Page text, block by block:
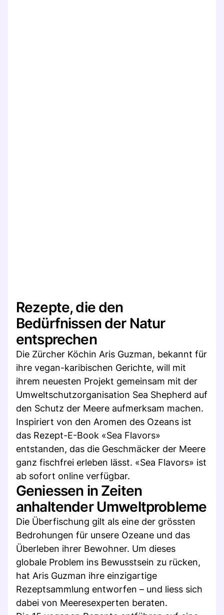
Rezepte, die den
Bedürfnissen der Natur
entsprechen
Die Zürcher Köchin Aris Guzman, bekannt für
ihre vegan-karibischen Gerichte, will mit
ihrem neuesten Projekt gemeinsam mit der
Umweltschutzorganisation Sea Shepherd auf
den Schutz der Meere aufmerksam machen.
Inspiriert von den Aromen des Ozeans ist
das Rezept-E-Book «Sea Flavors»
entstanden, das die Geschmäcker der Meere
ganz fischfrei erleben lässt. «Sea Flavors» ist
ab sofort online verfügbar.
Geniessen in Zeiten
anhaltender Umweltprobleme
Die Überfischung gilt als eine der grössten
Bedrohungen für unsere Ozeane und das
Überleben ihrer Bewohner. Um dieses
globale Problem ins Bewusstsein zu rücken,
hat Aris Guzman ihre einzigartige
Rezeptsammlung entworfen – und liess sich
dabei von Meeresexperten beraten.